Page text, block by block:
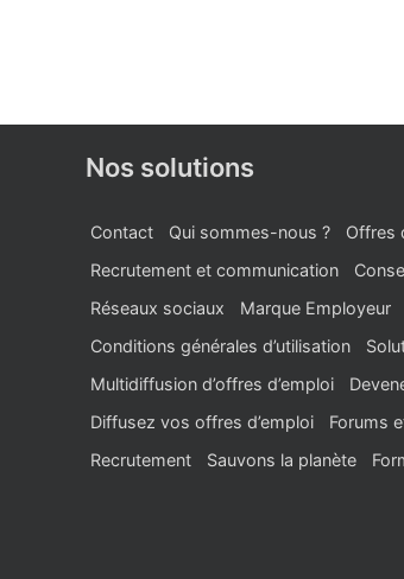
Nos solutions
Contact Qui sommes-nous ? Offres
Recrutement et communication
Réseaux sociaux
Marque Employeur
Conditions générales d’utilisation
Multidiffusion d’offres d’emploi
Diffusez vos offres d’emploi
Forums
Recrutement
Sauvons la planète